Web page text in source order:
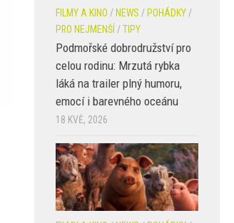
FILMY A KINO / NEWS / POHÁDKY/
PRO NEJMENŠÍ /TIPY
Podmořské dobrodružství pro
celou rodinu: Mrzutá rybka
láká na trailer plný humoru,
emocí i barevného oceánu
18 KVĚ, 2026